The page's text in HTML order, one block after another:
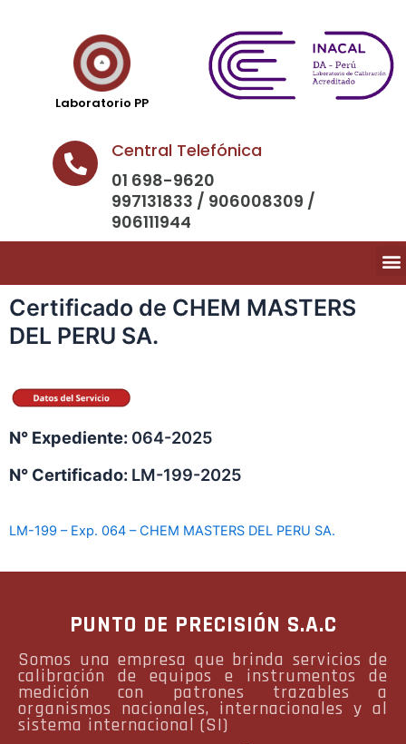
Laboratorio PP
Central Telefónica
01 698-9620
997131833 / 906008309 /
906111944
Certificado de CHEM MASTERS
DEL PERU SA.
N° Expediente: 064-2025
N° Certificado: LM-199-2025
LM-199 – Exp. 064 – CHEM MASTERS DEL PERU SA.
PUNTO DE PRECISIÓN S.A.C
Somos una empresa que brinda servicios de
calibración de equipos e instrumentos de
medición con patrones trazables a
organismos nacionales, internacionales y al
sistema internacional (SI)